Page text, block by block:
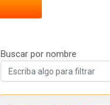
Buscar por nombre